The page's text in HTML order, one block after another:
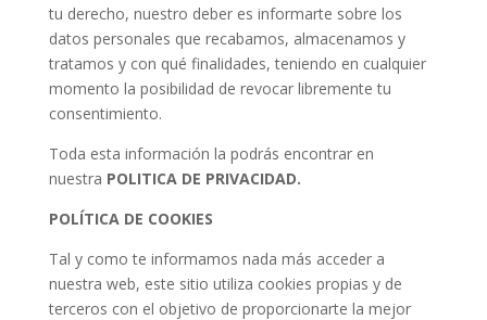
tu derecho, nuestro deber es informarte sobre los
datos personales que recabamos, almacenamos y
tratamos y con qué finalidades, teniendo en cualquier
momento la posibilidad de revocar libremente tu
consentimiento.
Toda esta información la podrás encontrar en
nuestra POLITICA DE PRIVACIDAD.
POLÍTICA DE COOKIES
Tal y como te informamos nada más acceder a
nuestra web, este sitio utiliza cookies propias y de
terceros con el objetivo de proporcionarte la mejor